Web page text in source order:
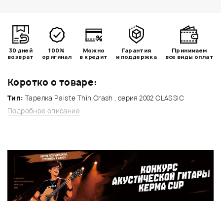
Коротко о товаре:
Тип: Тарелка Paiste Thin Crash , серия 2002 CLASSIC
Подробное описание
30 дней
возврат
100%
оригинал
Можно
в кредит
Гарантия
и поддержка
Принимаем
все виды оплат